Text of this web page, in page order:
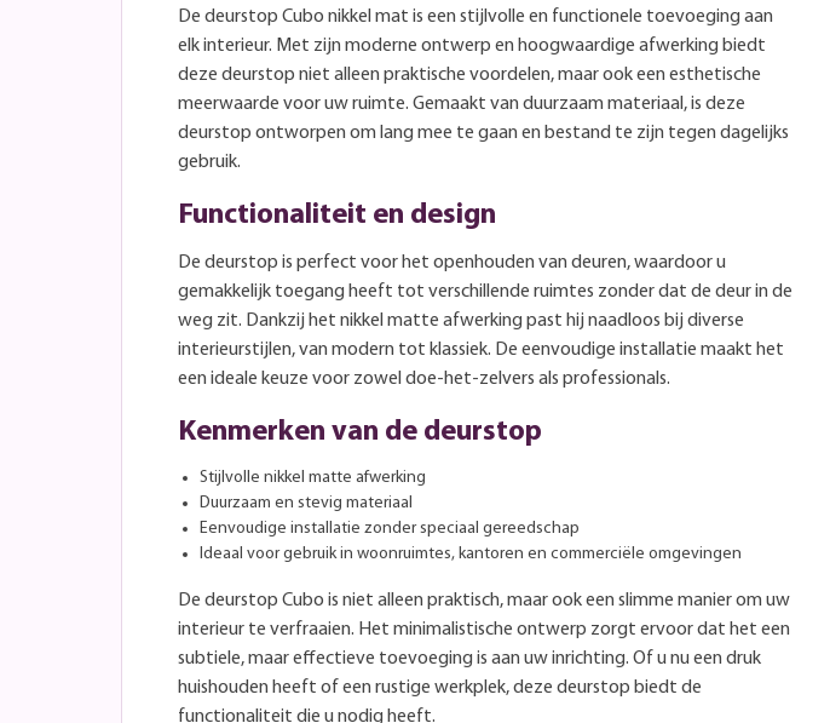
De deurstop Cubo nikkel mat is een stijlvolle en functionele toevoeging aan
elk interieur. Met zijn moderne ontwerp en hoogwaardige afwerking biedt
deze deurstop niet alleen praktische voordelen, maar ook een esthetische
meerwaarde voor uw ruimte. Gemaakt van duurzaam materiaal, is deze
deurstop ontworpen om lang mee te gaan en bestand te zijn tegen dagelijks
gebruik.
Functionaliteit en design
De deurstop is perfect voor het openhouden van deuren, waardoor u
gemakkelijk toegang heeft tot verschillende ruimtes zonder dat de deur in de
weg zit. Dankzij het nikkel matte afwerking past hij naadloos bij diverse
interieurstijlen, van modern tot klassiek. De eenvoudige installatie maakt het
een ideale keuze voor zowel doe-het-zelvers als professionals.
Kenmerken van de deurstop
Stijlvolle nikkel matte afwerking
Duurzaam en stevig materiaal
Eenvoudige installatie zonder speciaal gereedschap
Ideaal voor gebruik in woonruimtes, kantoren en commerciële omgevingen
De deurstop Cubo is niet alleen praktisch, maar ook een slimme manier om uw
interieur te verfraaien. Het minimalistische ontwerp zorgt ervoor dat het een
subtiele, maar effectieve toevoeging is aan uw inrichting. Of u nu een druk
huishouden heeft of een rustige werkplek, deze deurstop biedt de
functionaliteit die u nodig heeft.